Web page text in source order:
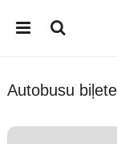
Autobusu